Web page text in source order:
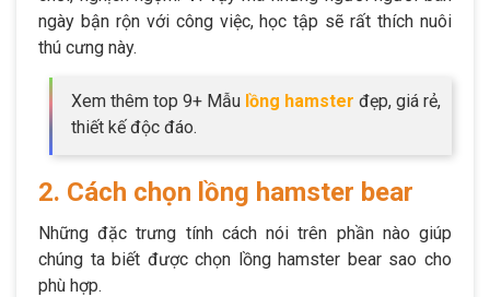
ngày bận rộn với công việc, học tập sẽ rất thích nuôi
thú cưng này.
Xem thêm top 9+ Mẫu lồng hamster đẹp, giá rẻ,
thiết kế độc đáo.
2. Cách chọn lồng hamster bear
Những đặc trưng tính cách nói trên phần nào giúp
chúng ta biết được chọn lồng hamster bear sao cho
phù hợp.